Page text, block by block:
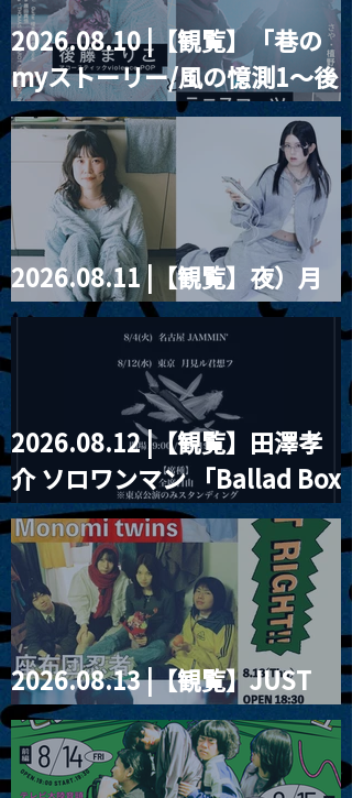
2026.08.10 |【観覧】「巷の
myストーリー/風の憶測1～後
藤まりこアコースティック
violence POPとテニスコー
ツ」
2026.08.11 |【観覧】夜）月
見ル君想フpre. Sugar Shock
2026.08.12 |【観覧】田澤孝
介 ソロワンマン 「Ballad Box
2026」
2026.08.13 |【観覧】JUST
RIGHT!! vol.26